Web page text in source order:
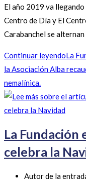
El año 2019 va
Centro de Día y El
Carabanchel se alternan
Continuar leyendoLa
la Asociación Alba
nemalínica.
La Fundación
celebra la
Autor de la